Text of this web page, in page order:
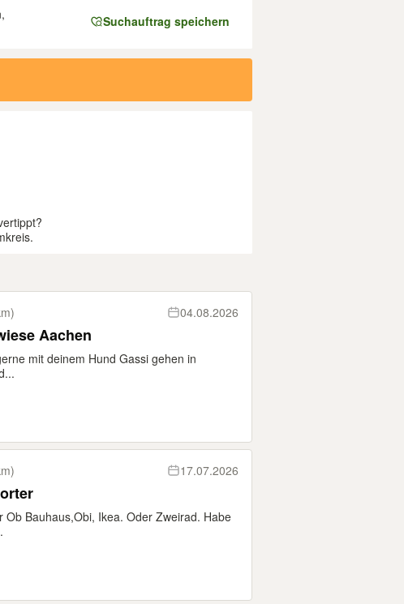
Suchauftrag speichern
04.08.2026
Aachen
mit deinem Hund Gassi gehen in
17.07.2026
Ob Bauhaus,Obi, Ikea. Oder Zweirad. Habe